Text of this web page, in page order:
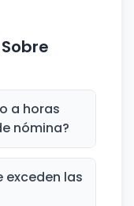
a horas
nómina?
exceden las